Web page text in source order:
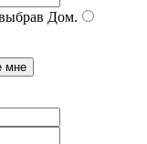
Дом.